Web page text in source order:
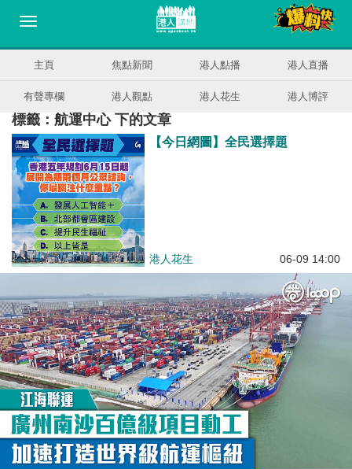
主頁 焦點新聞 港人點播 港人直播
有聲專欄 港人觀點 港人花生 港人博評
標籤：航運中心 下的文章
【今日網圖】全民選擇題
港人花生 06-09 14:00